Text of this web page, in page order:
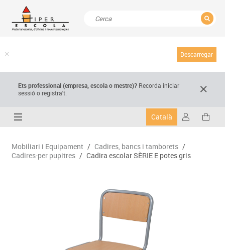
Descarregar
Ets professional (empresa,escola o mestre)? Recorda iniciar
sessió o registra't.
Català
Mobiliari i Equipament / Cadires, bancs i tamborets /
Cadires-per pupitres / Cadira escolar SÈRIE E potes gris